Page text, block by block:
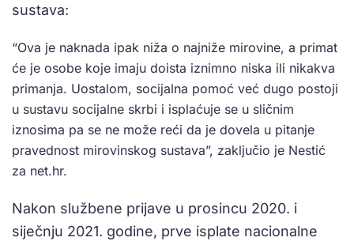
sustava:
“Ova je naknada ipak niža o najniže mirovine, a primat
će je osobe koje imaju doista iznimno niska ili nikakva
primanja. Uostalom, socijalna pomoć već dugo postoji
u sustavu socijalne skrbi i isplaćuje se u sličnim
iznosima pa se ne može reći da je dovela u pitanje
pravednost mirovinskog sustava”, zaključio je Nestić
za net.hr.
Nakon službene prijave u prosincu 2020. i
siječnju 2021. godine, prve isplate nacionalne